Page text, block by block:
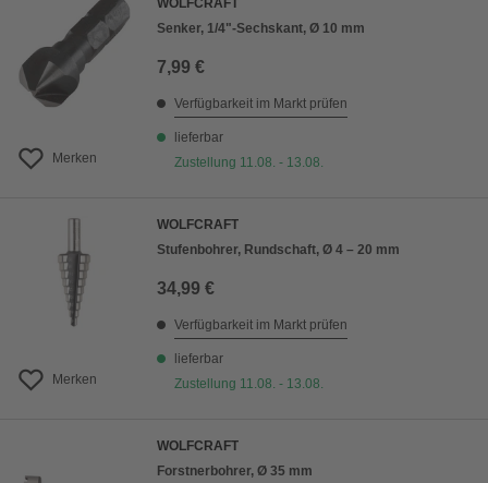
Merken
WOLFCRAFT
Senker, 1/4"-Sechskant, Ø 10 mm
7,99 €
Verfügbarkeit im Markt prüfen
lieferbar
Zustellung 11.08. - 13.08.
Merken
WOLFCRAFT
Stufenbohrer, Rundschaft, Ø 4 – 20 mm
34,99 €
Verfügbarkeit im Markt prüfen
lieferbar
Zustellung 11.08. - 13.08.
WOLFCRAFT
Forstnerbohrer, Ø 35 mm